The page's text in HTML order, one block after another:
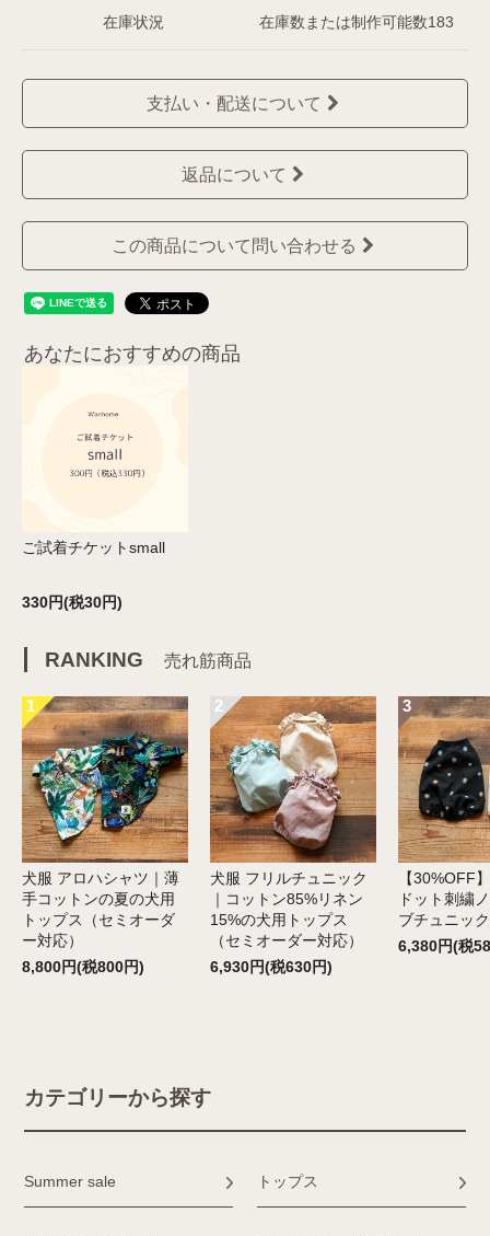
在庫状況 在庫数または制作可能数183
支払い・配送について
返品について
この商品について問い合わせる
あなたにおすすめの商品
ご試着チケットsmall
330円(税30円)
RANKING 売れ筋商品
1
犬服 アロハシャツ｜薄
手コットンの夏の犬用
トップス（セミオーダ
ー対応）
8,800円(税800円)
2
犬服 フリルチュニック
｜コットン85%リネン
15%の犬用トップス
（セミオーダー対応）
6,930円(税630円)
3
【30%OFF
ドット刺繍
ブチュニック
6,380円(税
カテゴリーから探す
Summer sale トップス